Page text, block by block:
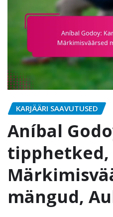
KARJÄÄRI SAAVUTUSED
Aníbal
tipphetked,
mängud,